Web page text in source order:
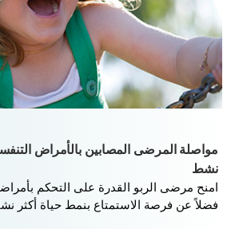
مواصلة المرضى المصابين بالأمراض
نشط
امنح مرضى الربو القدرة على التحكم بأمراضهم
فضلاً عن فرصة الاستمتاع بنمط حياة أكثر